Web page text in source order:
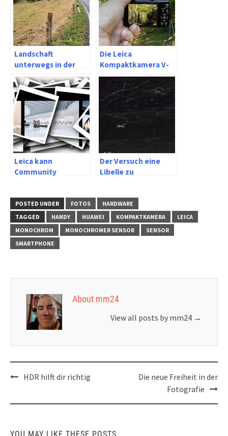
Landschaft
unterwegs in der
Fotografie mit der
Kamera im Galaxy A7
2018
Die Leica
Kompaktkamera V-
Lux 20
Leica kann
Community
Der Versuch eine
Libelle zu
FZ82
POSTED UNDER FOTOS
HARDWARE
TAGGED
HANDY HUAWEI KOMPAKTKAMERA
LEICA
MONOCHROM
MONOCHROMER SENSOR
SENSOR
SMARTPHONE
About mm24
View all posts by mm24 →
PostHDR hilft dir richtig
Die neue Freiheit in der
Fotografie
YOU MAY LIKE THESE POSTS